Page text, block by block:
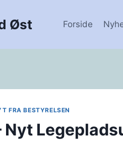
Øst Forside
FRA BESTYRELSEN